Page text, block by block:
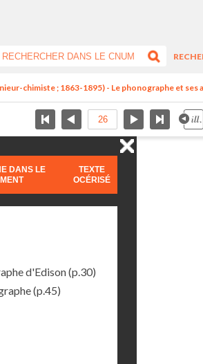
chimiste ; 1863-1895) - Le phonographe et ses
DANS LE
TEXTE
OCÉRISÉ
d'Edison(p.30)
(p.45)